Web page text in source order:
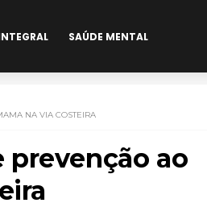
SAÚDE MENTAL
NA VIA COSTEIRA
ao